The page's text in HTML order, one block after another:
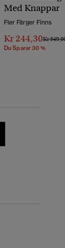
Med Knappar
Fler Färger Finns
Kr 244,30Pris
Kr
Du Sparar 30 %